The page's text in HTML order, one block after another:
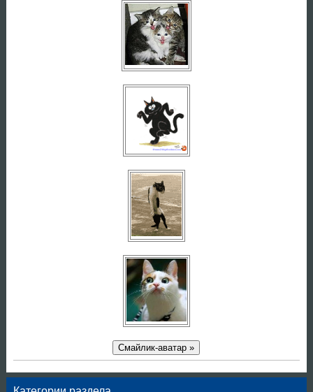
Смайлик-аватар »